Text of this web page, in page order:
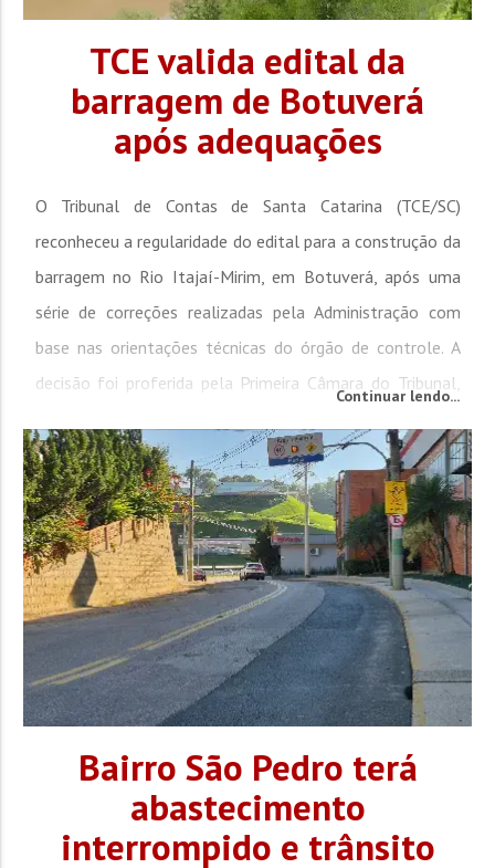
TCE valida edital da
barragem de Botuverá
após adequações
O Tribunal de Contas de Santa Catarina (TCE/SC)
reconheceu a regularidade do edital para a construção da
barragem no Rio Itajaí-Mirim, em Botuverá, após uma
série de correções realizadas pela Administração com
base nas orientações técnicas do órgão de controle. A
decisão foi proferida pela Primeira Câmara do Tribunal,
Continuar lendo...
Bairro São Pedro terá
abastecimento
interrompido e trânsito